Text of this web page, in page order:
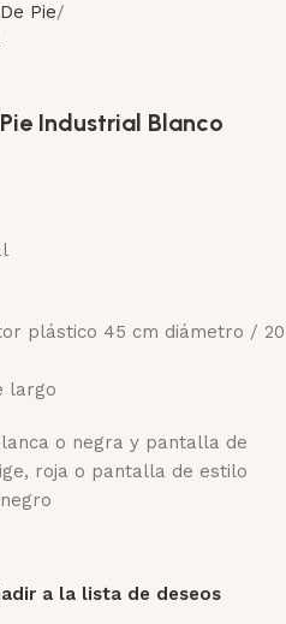
Pie
Industrial Blanco
plástico 45 cm diámetro / 20
largo
o negra y pantalla de
roja o pantalla de estilo
a la lista de deseos